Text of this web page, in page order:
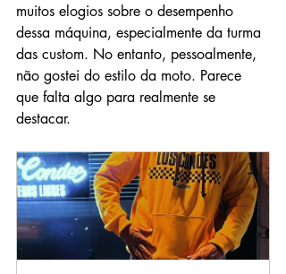
muitos elogios sobre o desempenho
dessa máquina, especialmente da turma
das custom. No entanto, pessoalmente,
não gostei do estilo da moto. Parece
que falta algo para realmente se
destacar.